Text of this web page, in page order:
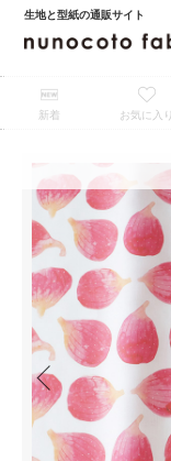
生地と型紙の通販サイト
新着 お気に入り